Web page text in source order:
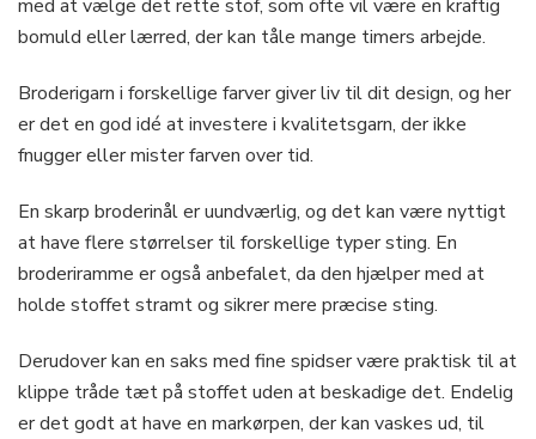
med at vælge det rette stof, som ofte vil være en kraftig
bomuld eller lærred, der kan tåle mange timers arbejde.
Broderigarn i forskellige farver giver liv til dit design, og her
er det en god idé at investere i kvalitetsgarn, der ikke
fnugger eller mister farven over tid.
En skarp broderinål er uundværlig, og det kan være nyttigt
at have flere størrelser til forskellige typer sting. En
broderiramme er også anbefalet, da den hjælper med at
holde stoffet stramt og sikrer mere præcise sting.
Derudover kan en saks med fine spidser være praktisk til at
klippe tråde tæt på stoffet uden at beskadige det. Endelig
er det godt at have en markørpen, der kan vaskes ud, til